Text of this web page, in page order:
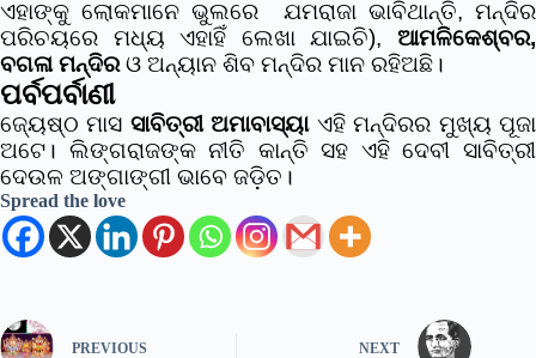
ଏହାଙ୍କୁ ଲୋକମାନେ ଭୁଲରେ ଯମରାଜା ଭାବିଥାନ୍ତି, ମନ୍ଦିର
ପରିଚୟରେ ମଧ୍ୟ ଏହାହିଁ ଲେଖା ଯାଇଚି), ଆମଳିକେଶ୍ବର,
ବଗଳା ମନ୍ଦିରଓ ଅନ୍ୟାନ ଶିବ ମନ୍ଦିର ମାନ ରହିଅଛି।
ପର୍ବପର୍ବାଣୀ
ଜ୍ୟେଷ୍ଠ ମାସ ସାବିତ୍ରୀ ଅମାବାସ୍ୟାଏହି ମନ୍ଦିରର ମୁଖ୍ୟ ପୂଜା
ଅଟେ। ଲିଙ୍ଗରାଜଙ୍କ ନୀତି କାନ୍ତି ସହ ଏହି ଦେବୀ ସାବିତ୍ରୀ
ଦେଉଳ ଅଙ୍ଗାଙ୍ଗୀ ଭାବେ ଜଡ଼ିତ।
Spread the love
PREVIOUS NEXT